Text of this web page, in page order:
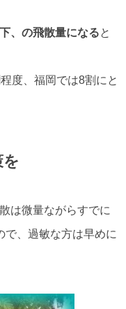
、の飛散量になると
度、福岡では8割にと
は微量ながらすでに
で、過敏な方は早めに